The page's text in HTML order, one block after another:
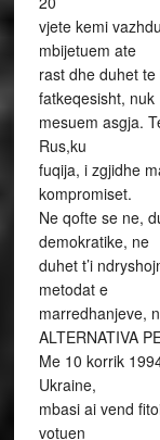
vjete kemi
mbijetuem ate
rast dhe duhet
fatkeqesisht, nuk
mesuem asgja.
Rus,ku
fuqija, i zgjidhe
kompromiset.
Ne qofte se ne,
demokratike, ne
duhet t’i
metodat e
marredhanjeve,
ALTERNATIVA
Me 10 korrik
Ukraine,
mbasi ai vend
votuen